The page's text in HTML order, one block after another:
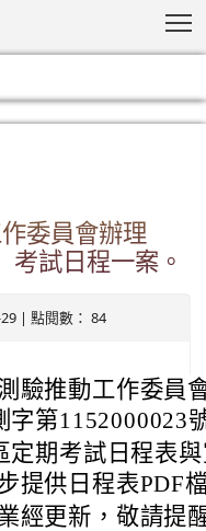
委員會辦理
考試日程一案。
| 點閱數： 84
驗推動工作委員
字第1152000023
定期考試日程表
提供日程表PDF
經更新，敬請提